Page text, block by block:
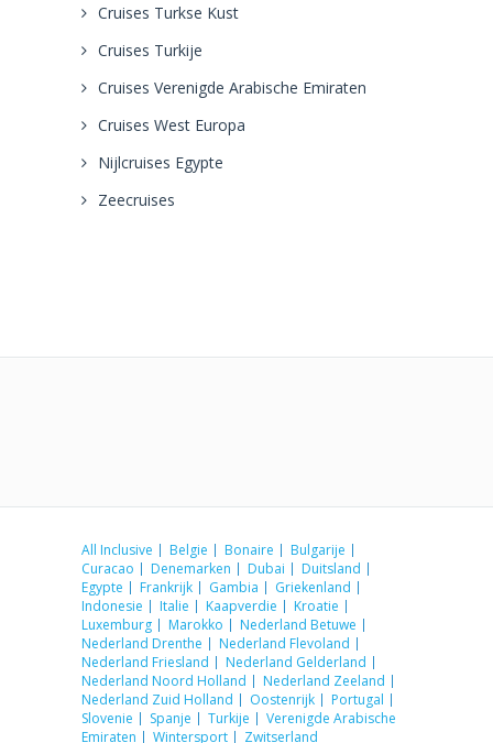
Cruises Turkse Kust
Cruises Turkije
Cruises Verenigde Arabische Emiraten
Cruises West Europa
Nijlcruises Egypte
Zeecruises
All Inclusive Belgie Bonaire
Bulgarije
Curacao
Denemarken Dubai
Duitsland
Egypte
Frankrijk Gambia
Griekenland
Indonesie
Italie Kaapverdie
Kroatie
Luxemburg
Marokko
Nederland Betuwe
Nederland Drenthe
Nederland Flevoland
Nederland Friesland
Nederland Gelderland
Nederland Noord Holland
Nederland Zeeland
Nederland Zuid Holland
Oostenrijk
Portugal
Slovenie
Spanje Turkije
Verenigde Arabische
Emiraten
Wintersport Zwitserland